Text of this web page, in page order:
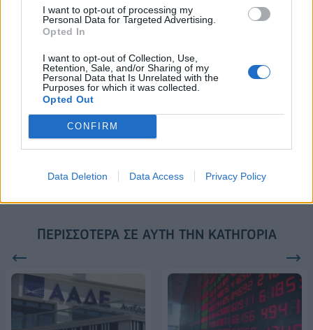
I want to opt-out of processing my
Personal Data for Targeted Advertising.
Opted In
I want to opt-out of Collection, Use,
Retention, Sale, and/or Sharing of my
Personal Data that Is Unrelated with the
Purposes for which it was collected.
Opted Out
CONFIRM
Data Deletion Data Access Privacy Policy
συνεργασίας τους μέχρι το
2028
18η συνεχόμενη χρονιά για τον ΟΤΕ στη διεθνή σειρά δεικτών
FTSE4Good
Alpha Bank: Για πρώτη φορά το Αρχαίο Θέατρο Επιδαύρου άνοιξε τις
πύλες του σε όλους
ΠΕΡΙΣΣΌΤΕΡΑ ΣΕ ΑΥΤΉ ΤΗΝ ΚΑΤΗΓΟΡΊΑ